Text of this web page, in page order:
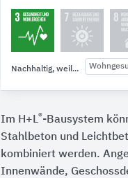
Nachhaltig, weil...
Im H+L®-Bausystem
Stahlbeton und
kombiniert werden.
Innenwände,